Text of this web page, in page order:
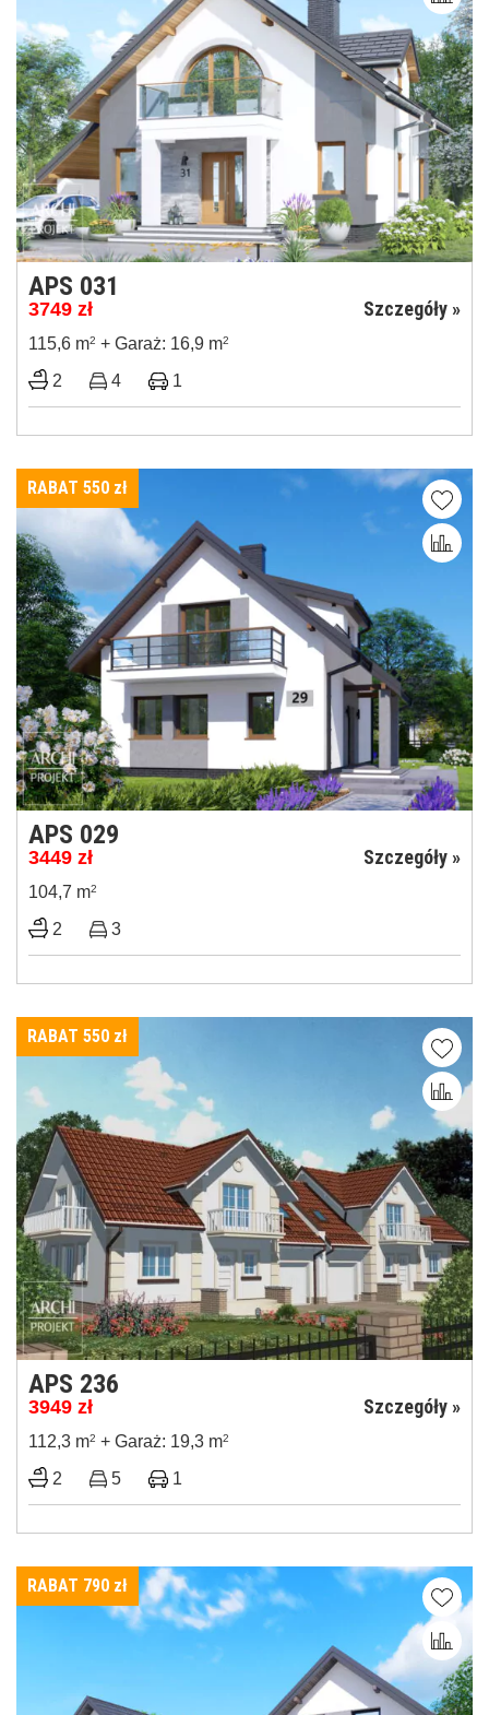
APS 031
3749 zł Szczegóły »
115,6 m2 + Garaż: 16,9 m2
2 4 1
RABAT 550 zł
APS 029
3449 zł Szczegóły »
104,7 m2
2 3
RABAT 550 zł
APS 236
3949 zł Szczegóły »
112,3 m2 + Garaż: 19,3 m2
2 5 1
RABAT 790 zł